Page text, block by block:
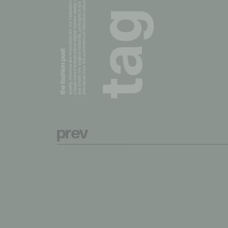
t
a
g
prev